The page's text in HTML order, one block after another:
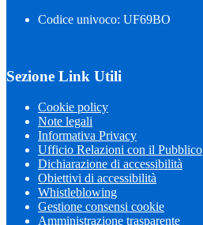
Codice univoco: UF69BO
Sezione Link Utili
Cookie policy
Note legali
Informativa Privacy
Ufficio Relazioni con il Pubblico
Dichiarazione di accessibilità
Obiettivi di accessibilità
Whistleblowing
Gestione consensi cookie
Amministrazione trasparente